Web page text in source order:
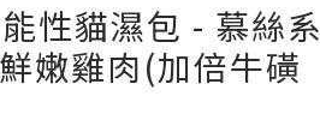
性貓濕包 - 慕絲系
嫩雞肉(加倍牛磺